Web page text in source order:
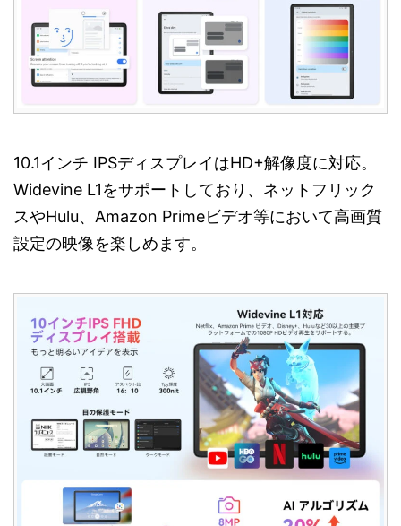
10.1インチ IPSディスプレイはHD+解像度に対応。
Widevine L1をサポートしており、ネットフリック
スやHulu、Amazon Primeビデオ等において高画質
設定の映像を楽しめます。